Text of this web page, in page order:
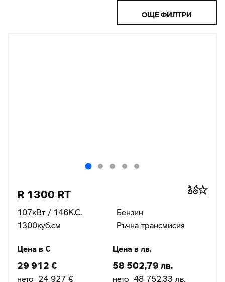
ОЩЕ ФИЛТРИ
R 1300 RT
107кВт / 146К.С.
1300куб.cм
Бензин
Ръчна трансмисия
Цена в €
29 912 €
нето 24 927 €
Цена в лв.
58 502,79 лв.
нето 48 752,33 лв.